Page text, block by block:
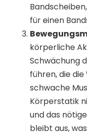
für einen
körperliche
Schwächung
führen, die
schwache
Körperstatik
und das
bleibt aus,